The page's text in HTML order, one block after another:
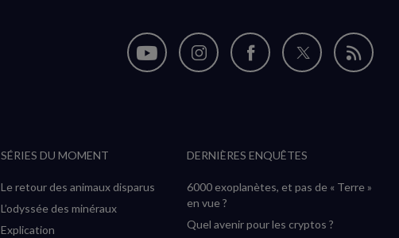
Nous
(nouvelle
fenêtre)
Nous
(nouvelle
fenêtre)
Nous
(nouvelle
fenêtre)
Nous
(nouvelle
fenêtre)
Flux
SÉRIES DU MOMENT
Le retour des animaux disparus
L’odyssée des minéraux
Explication
DERNIÈRES ENQUÊTES
6000 exoplanètes, et pas de « Terre »
en vue ?
Quel avenir pour les cryptos ?